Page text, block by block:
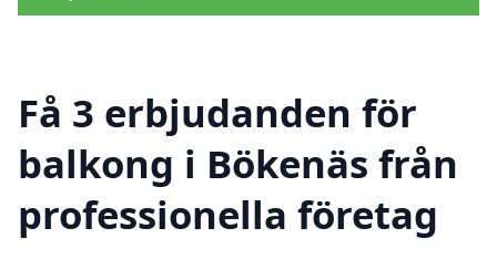
Få 3 erbjudanden för
balkong i Bökenäs från
professionella företag